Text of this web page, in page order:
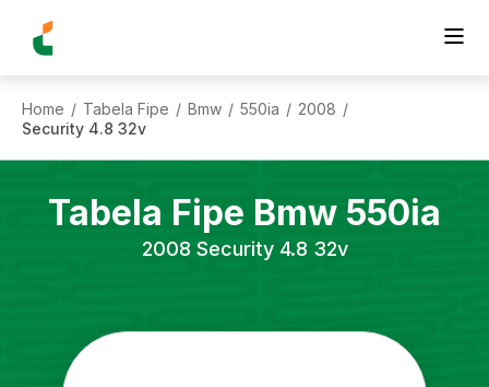
Home / Tabela Fipe / Bmw / 550ia / 2008 /
Security 4.8 32v
Tabela Fipe Bmw 550ia
2008 Security 4.8 32v